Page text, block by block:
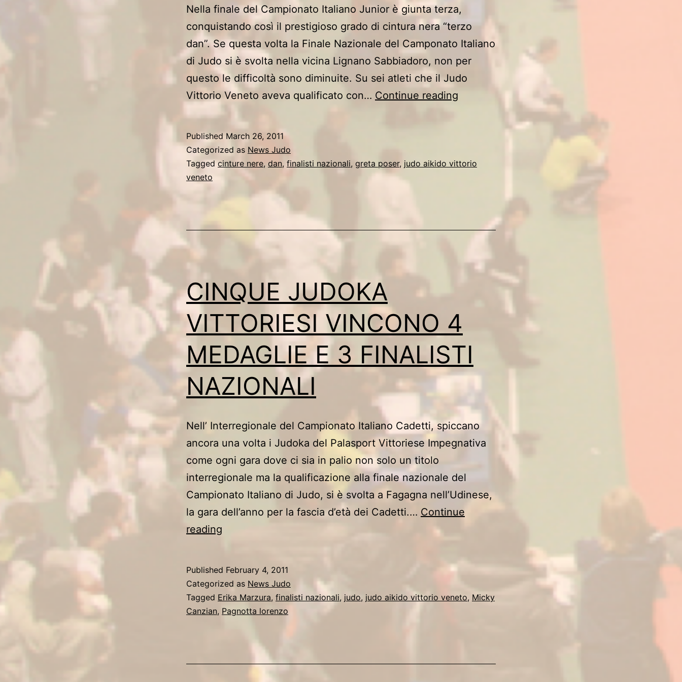
Nella finale del Campionato Italiano Junior è giunta terza,
conquistando così il prestigioso grado di cintura nera “terzo
dan”. Se questa volta la Finale Nazionale del Camponato Italiano
di Judo si è svolta nella vicina Lignano Sabbiadoro, non per
questo le difficoltà sono diminuite. Su sei atleti che il Judo
Vittorio Veneto aveva qualificato con… Continue reading
DAN”
POSER
Published March 26, 2011
Categorized as News Judo
Tagged cinture nere, dan, finalisti nazionali, greta poser, judo aikido vittorio
veneto
CINQUE JUDOKA
VITTORIESI VINCONO 4
MEDAGLIE E 3 FINALISTI
NAZIONALI
Nell’ Interregionale del Campionato Italiano Cadetti, spiccano
ancora una volta i Judoka del Palasport Vittoriese Impegnativa
come ogni gara dove ci sia in palio non solo un titolo
interregionale ma la qualificazione alla finale nazionale del
Campionato Italiano di Judo, si è svolta a Fagagna nell’Udinese,
la gara dell’anno per la fascia d’età dei Cadetti.… Continue
reading
VINCONO
4
MEDAGLIE
FINALISTI
Published February 4, 2011
Categorized as News Judo
Tagged Erika Marzura, finalisti nazionali, judo, judo aikido vittorio veneto, Micky
Canzian, Pagnotta lorenzo